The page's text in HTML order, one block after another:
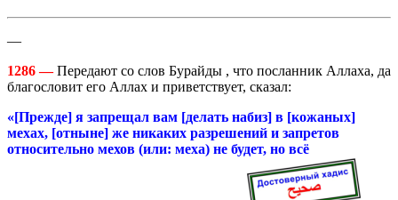
—
1286 —Передают со слов Бурайды , что посланник Аллаха, да
благословит его Аллах и приветствует, сказал:
«[Прежде] я запрещал вам [делать набиз] в [кожаных]
мехах, [отныне] же никаких разрешений и запретов
относительно мехов (или: меха) не будет, но всё